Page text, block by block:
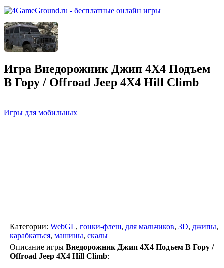
Игра Внедорожник Джип 4Х4 Подъем
В Гору / Offroad Jeep 4Х4 Hill Climb
Игры для мобильных
Категории: WebGL, гонки-флеш, для мальчиков, 3D, джипы,
карабкаться, машины, скалы
Описание игры Внедорожник Джип 4Х4 Подъем В Гору /
Offroad Jeep 4Х4 Hill Climb: